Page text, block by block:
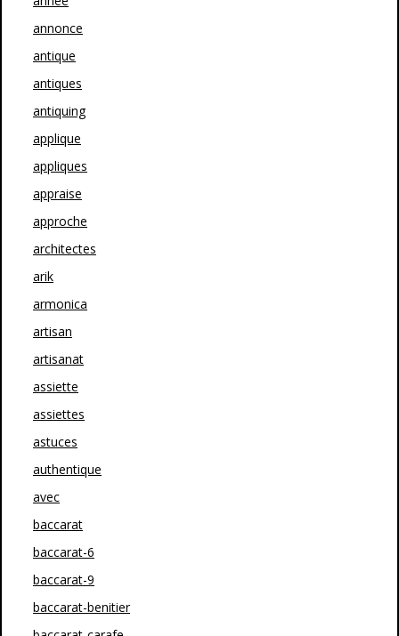
annonce
antique
antiques
antiquing
applique
appliques
appraise
approche
architectes
arik
armonica
artisan
artisanat
assiette
assiettes
astuces
authentique
avec
baccarat
baccarat-6
baccarat-9
baccarat-benitier